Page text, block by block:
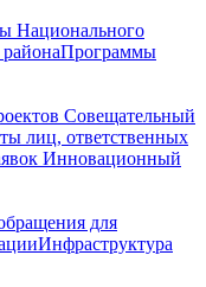
Национального
Программы
Совещательный
лиц, ответственных
Инновационный
для
Инфраструктура